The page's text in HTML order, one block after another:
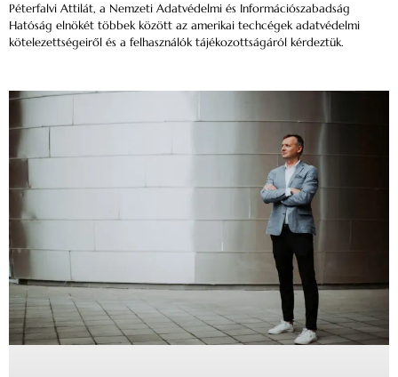
Péterfalvi Attilát, a Nemzeti Adatvédelmi és Információszabadság
Hatóság elnökét többek között az amerikai techcégek adatvédelmi
kötelezettségeiről és a felhasználók tájékozottságáról kérdeztük.